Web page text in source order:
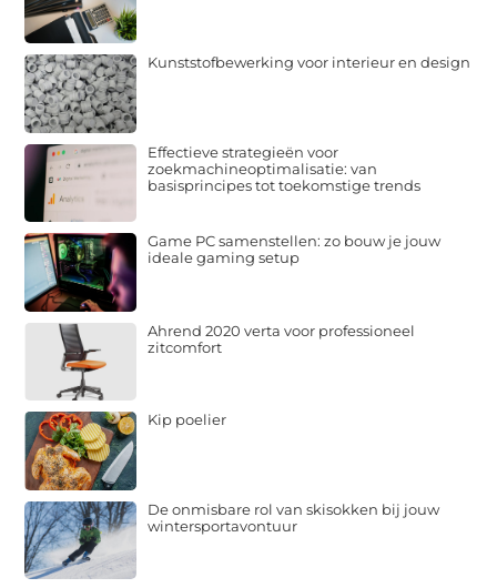
Kunststofbewerking voor interieur en design
Effectieve strategieën voor
zoekmachineoptimalisatie: van
basisprincipes tot toekomstige trends
Game PC samenstellen: zo bouw je jouw
ideale gaming setup
Ahrend 2020 verta voor professioneel
zitcomfort
Kip poelier
De onmisbare rol van skisokken bij jouw
wintersportavontuur